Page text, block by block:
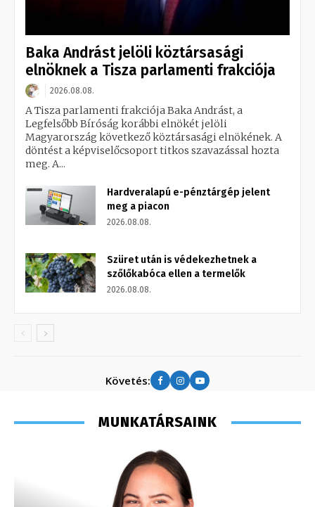
Baka Andrást jelöli köztársasági
elnöknek a Tisza parlamenti frakciója
2026.08.08.
A Tisza parlamenti frakciója Baka Andrást, a
Legfelsőbb Bíróság korábbi elnökét jelöli
Magyarország következő köztársasági elnökének. A
döntést a képviselőcsoport titkos szavazással hozta
meg. A...
Hardveralapú e-pénztárgép jelent
meg a piacon
2026.08.08.
Szüret után is védekezhetnek a
szőlőkabóca ellen a termelők
2026.08.08.
Követés:
MUNKATÁRSAINK